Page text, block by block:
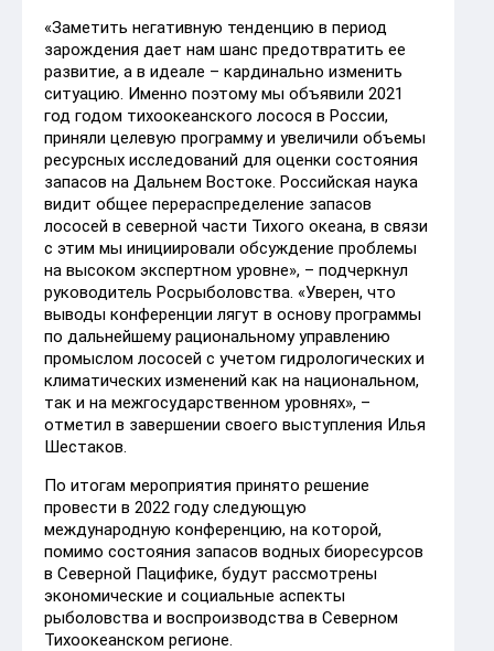
«Заметить негативную тенденцию в период
зарождения дает нам шанс предотвратить ее
развитие, а в идеале – кардинально изменить
ситуацию. Именно поэтому мы объявили 2021
год годом тихоокеанского лосося в России,
приняли целевую программу и увеличили объемы
ресурсных исследований для оценки состояния
запасов на Дальнем Востоке. Российская наука
видит общее перераспределение запасов
лососей в северной части Тихого океана, в связи
с этим мы инициировали обсуждение проблемы
на высоком экспертном уровне», – подчеркнул
руководитель Росрыболовства. «Уверен, что
выводы конференции лягут в основу программы
по дальнейшему рациональному управлению
промыслом лососей с учетом гидрологических и
климатических изменений как на национальном,
так и на межгосударственном уровнях», –
отметил в завершении своего выступления Илья
Шестаков.
По итогам мероприятия принято решение
провести в 2022 году следующую
международную конференцию, на которой,
помимо состояния запасов водных биоресурсов
в Северной Пацифике, будут рассмотрены
экономические и социальные аспекты
рыболовства и воспроизводства в Северном
Тихоокеанском регионе.